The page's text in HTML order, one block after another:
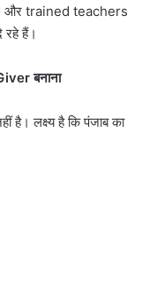
और trained teachers
हैं।
बनाना
है। लक्ष्य है कि पंजाब का